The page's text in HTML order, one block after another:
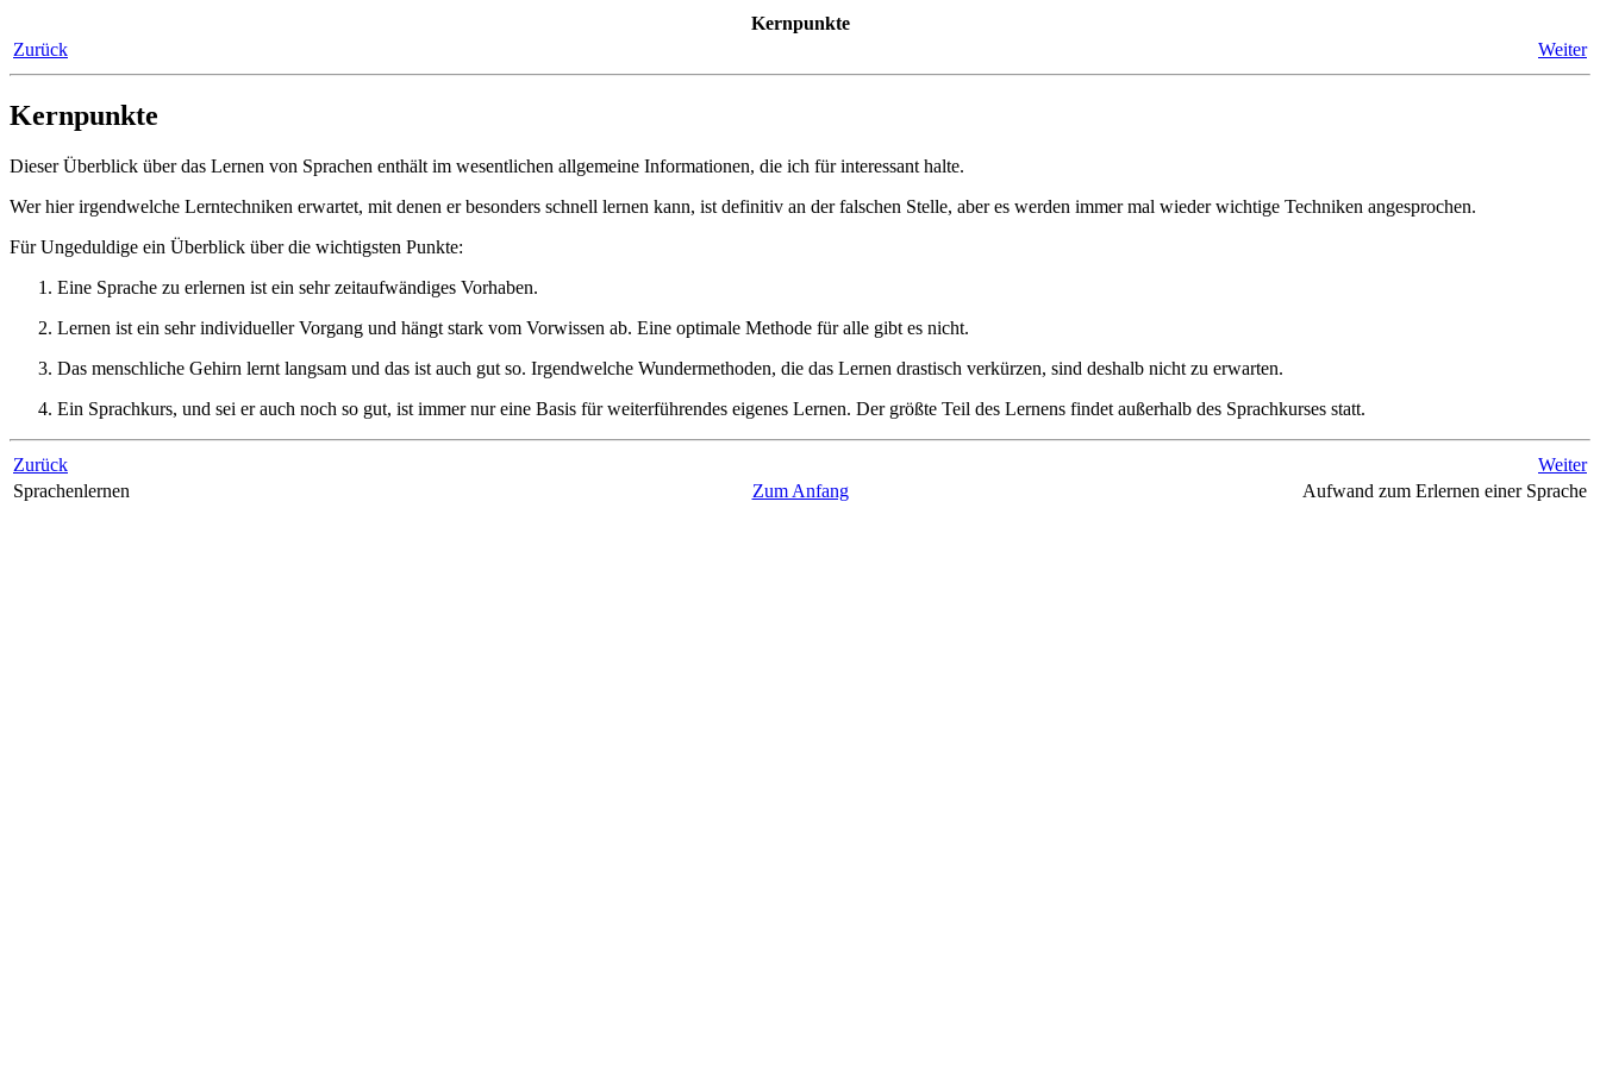
Kernpunkte
Zurück
Weiter
Kernpunkte
Dieser Überblick über das Lernen von Sprachen enthält im wesentlichen allgemeine Informationen, die ich für interessant halte.
Wer hier irgendwelche Lerntechniken erwartet, mit denen er besonders schnell lernen kann, ist definitiv an der falschen Stelle, aber es werden immer mal wieder wichtige Techniken angesprochen.
Für Ungeduldige ein Überblick über die wichtigsten Punkte:
Eine Sprache zu erlernen ist ein sehr zeitaufwändiges Vorhaben.
Lernen ist ein sehr individueller Vorgang und hängt stark vom Vorwissen ab. Eine optimale Methode für alle gibt es nicht.
Das menschliche Gehirn lernt langsam und das ist auch gut so. Irgendwelche Wundermethoden, die das Lernen drastisch verkürzen, sind deshalb nicht zu erwarten.
Ein Sprachkurs, und sei er auch noch so gut, ist immer nur eine Basis für weiterführendes eigenes Lernen. Der größte Teil des Lernens findet außerhalb des Sprachkurses statt.
Zurück
Weiter
Sprachenlernen
Zum Anfang Aufwand zum Erlernen einer Sprache